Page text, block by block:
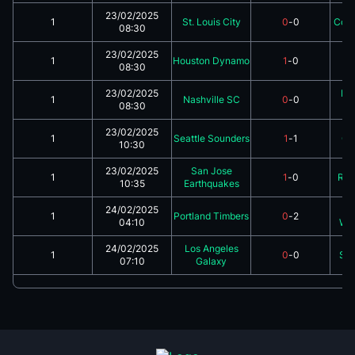
1
23/02/2025
08:30
St. Louis City 0-0
1
23/02/2025
08:30
Houston Dynamo 1-0
1
23/02/2025
08:30
Nashville SC 0-0
1
23/02/2025
10:30
Seattle Sounders 1-1
1
23/02/2025
10:35
San Jose
Earthquakes
1-0
1
24/02/2025
04:10
Portland Timbers 0-2
1
24/02/2025
07:10
Los Angeles
Galaxy
0-0